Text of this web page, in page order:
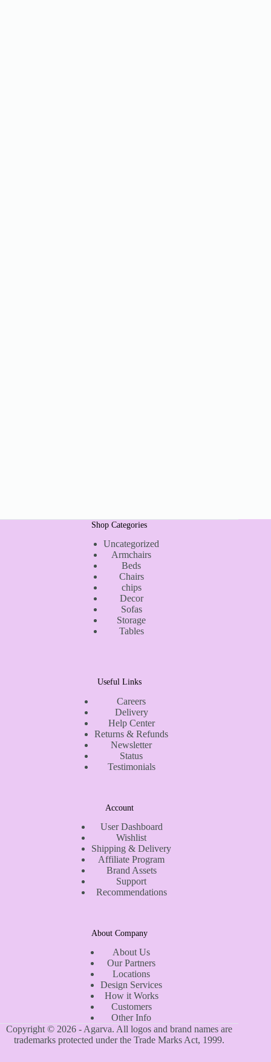
Shop Categories
Uncategorized
Armchairs
Beds
Chairs
chips
Decor
Sofas
Storage
Tables
Useful Links
Careers
Delivery
Help Center
Returns & Refunds
Newsletter
Status
Testimonials
Account
User Dashboard
Wishlist
Shipping & Delivery
Affiliate Program
Brand Assets
Support
Recommendations
About Company
About Us
Our Partners
Locations
Design Services
How it Works
Customers
Other Info
Copyright © 2026 - Agarva. All logos and brand names are
trademarks protected under the Trade Marks Act, 1999.